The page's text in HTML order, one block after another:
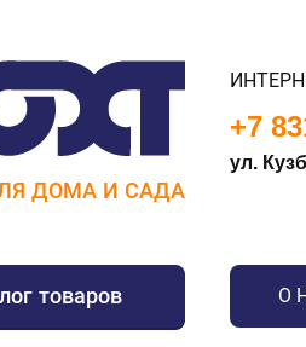
ДОМА И САДА
+7
ул.
товаров О